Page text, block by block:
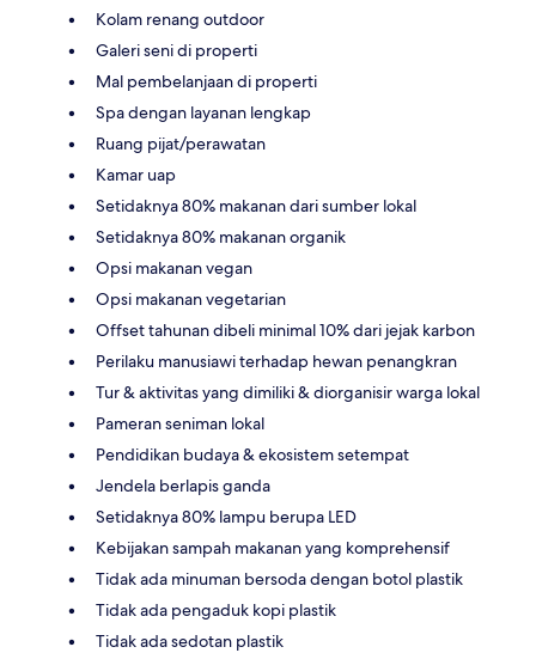
Kolam renang outdoor
Galeri seni di properti
Mal pembelanjaan di properti
Spa dengan layanan lengkap
Ruang pijat/perawatan
Kamar uap
Setidaknya 80% makanan dari sumber lokal
Setidaknya 80% makanan organik
Opsi makanan vegan
Opsi makanan vegetarian
Offset tahunan dibeli minimal 10% dari jejak karbon
Perilaku manusiawi terhadap hewan penangkran
Tur & aktivitas yang dimiliki & diorganisir warga lokal
Pameran seniman lokal
Pendidikan budaya & ekosistem setempat
Jendela berlapis ganda
Setidaknya 80% lampu berupa LED
Kebijakan sampah makanan yang komprehensif
Tidak ada minuman bersoda dengan botol plastik
Tidak ada pengaduk kopi plastik
Tidak ada sedotan plastik